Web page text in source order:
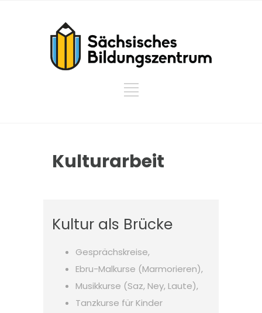
Kulturarbeit
Kultur als Brücke
Gesprächskreise,
Ebru-Malkurse (Marmorieren),
Musikkurse (Saz, Ney, Laute),
Tanzkurse für Kinder